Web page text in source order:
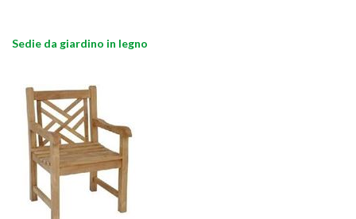
Sedie da giardino in legno